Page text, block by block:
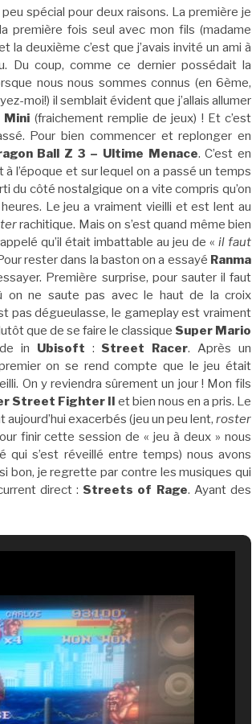
spécial pour deux raisons. La première je
première fois seul avec mon fils (madame
la deuxième c’est que j’avais invité un ami à
Du coup, comme ce dernier possédait la
nous nous sommes connus (en 6ème,
moi!) il semblait évident que j’allais allumer
Mini (fraichement remplie de jeux) ! Et c’est
Pour bien commencer et replonger en
Ball Z 3 – Ultime Menace. C’est en
à l’époque et sur lequel on a passé un temps
du côté nostalgique on a vite compris qu’on
Le jeu a vraiment vieilli et est lent au
rachitique. Mais on s’est quand même bien
qu’il était imbattable au jeu de « il faut
rester dans la baston on a essayé Ranma
Première surprise, pour sauter il faut
on ne saute pas avec le haut de la croix
pas dégueulasse, le gameplay est vraiment
que de se faire le classique Super Mario
in Ubisoft : Street Racer. Après un
on se rend compte que le jeu était
On y reviendra sûrement un jour ! Mon fils
Street Fighter II et bien nous en a pris. Le
exacerbés (jeu un peu lent, roster
finir cette session de « jeu à deux » nous
qui s’est réveillé entre temps) nous avons
bon, je regrette par contre les musiques qui
direct : Streets of Rage. Ayant des